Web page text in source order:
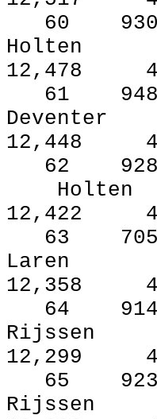
60
930
Holten
12,478
61
948
Deventer
12,448
62
928
Holten
12,422
63
705
Laren
12,358
64
914
Rijssen
12,299
65
923
Rijssen